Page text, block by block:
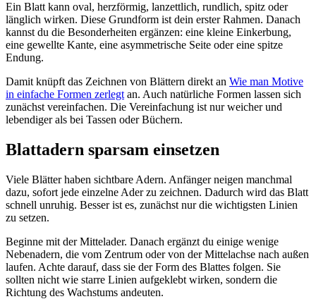
Ein Blatt kann oval, herzförmig, lanzettlich, rundlich, spitz oder
länglich wirken. Diese Grundform ist dein erster Rahmen. Danach
kannst du die Besonderheiten ergänzen: eine kleine Einkerbung,
eine gewellte Kante, eine asymmetrische Seite oder eine spitze
Endung.
Damit knüpft das Zeichnen von Blättern direkt an Wie man Motive
in einfache Formen zerlegt an. Auch natürliche Formen lassen sich
zunächst vereinfachen. Die Vereinfachung ist nur weicher und
lebendiger als bei Tassen oder Büchern.
Blattadern sparsam einsetzen
Viele Blätter haben sichtbare Adern. Anfänger neigen manchmal
dazu, sofort jede einzelne Ader zu zeichnen. Dadurch wird das Blatt
schnell unruhig. Besser ist es, zunächst nur die wichtigsten Linien
zu setzen.
Beginne mit der Mittelader. Danach ergänzt du einige wenige
Nebenadern, die vom Zentrum oder von der Mittelachse nach außen
laufen. Achte darauf, dass sie der Form des Blattes folgen. Sie
sollten nicht wie starre Linien aufgeklebt wirken, sondern die
Richtung des Wachstums andeuten.